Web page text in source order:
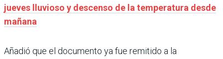
jueves lluvioso y descenso de la temperatura desde
mañana
Añadió que el documento ya fue remitido a la